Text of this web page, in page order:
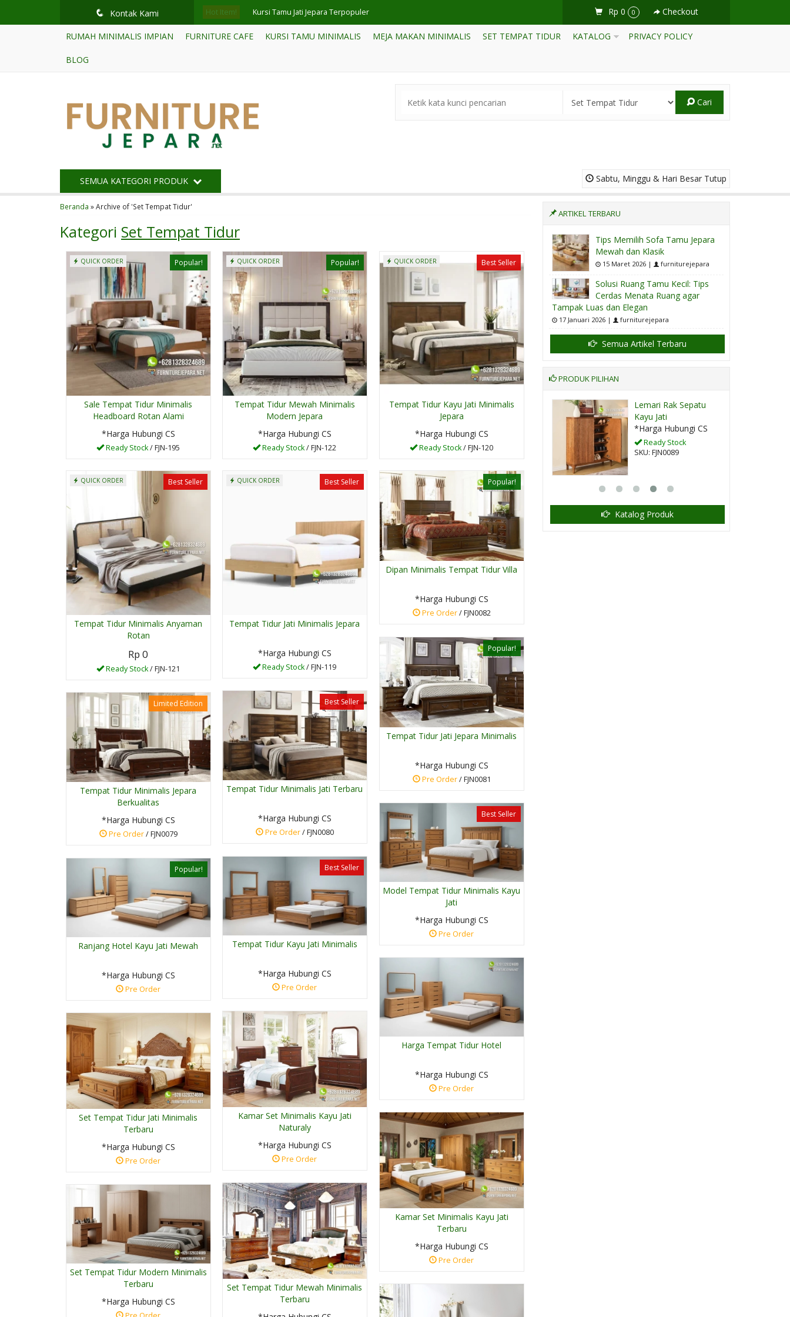
q Kontak Kami Hot Item! Lemari Pakaian Minimalis Kayu Jati Pintu Sliding
Set Kursi Tamu Minimalis Jepara
Meja Kursi Cafe Minimalis Jakarta
Rp 0 0 Checkout
RUMAH MINIMALIS IMPIAN FURNITURE CAFE KURSI TAMU MINIMALIS MEJA MAKAN MINIMALIS SET TEMPAT TIDUR KATALOG PRIVACY POLICY
BLOG
Cari
Sabtu, Minggu & Hari Besar Tutup
SEMUA KATEGORI PRODUK
Beranda »Archive of 'Set Tempat Tidur'
Kategori Set Tempat Tidur
Popular!
QUICK ORDER
Sale Tempat Tidur Minimalis
Headboard Rotan Alami
*Harga Hubungi CS
Ready Stock/ FJN-195
Popular!
QUICK ORDER
Tempat Tidur Mewah Minimalis
Modern Jepara
*Harga Hubungi CS
Ready Stock/ FJN-122
Best Seller
QUICK ORDER
Tempat Tidur Kayu Jati Minimalis
Jepara
*Harga Hubungi CS
Ready Stock/ FJN-120
Best Seller
QUICK ORDER
Tempat Tidur Minimalis Anyaman
Rotan
Rp 0
Ready Stock/ FJN-121
Best Seller
QUICK ORDER
Tempat Tidur Jati Minimalis Jepara
*Harga Hubungi CS
Ready Stock/ FJN-119
Popular!
Dipan Minimalis Tempat Tidur Villa
*Harga Hubungi CS
Pre Order/ FJN0082
Popular!
Tempat Tidur Jati Jepara Minimalis
*Harga Hubungi CS
Pre Order/ FJN0081
Best Seller
Tempat Tidur Minimalis Jati Terbaru
*Harga Hubungi CS
Pre Order/ FJN0080
Limited Edition
Tempat Tidur Minimalis Jepara
Berkualitas
*Harga Hubungi CS
Pre Order/ FJN0079
Best Seller
Model Tempat Tidur Minimalis Kayu
Jati
*Harga Hubungi CS
Pre Order
Best Seller
Tempat Tidur Kayu Jati Minimalis
*Harga Hubungi CS
Pre Order
Popular!
Ranjang Hotel Kayu Jati Mewah
*Harga Hubungi CS
Pre Order
Harga Tempat Tidur Hotel
*Harga Hubungi CS
Pre Order
Kamar Set Minimalis Kayu Jati
Naturaly
*Harga Hubungi CS
Pre Order
Set Tempat Tidur Jati Minimalis
Terbaru
*Harga Hubungi CS
Pre Order
Kamar Set Minimalis Kayu Jati
Terbaru
*Harga Hubungi CS
Pre Order
Set Tempat Tidur Mewah Minimalis
Terbaru
Set Tempat Tidur Modern Minimalis
Terbaru
*Harga Hubungi CS
ARTIKEL TERBARU
Tips Memilih Sofa Tamu Jepara
Mewah dan Klasik
15 Maret 2026 | furniturejepara
Solusi Ruang Tamu Kecil: Tips
Cerdas Menata Ruang agar
Tampak Luas dan Elegan
17 Januari 2026 | furniturejepara
Semua Artikel Terbaru
PRODUK PILIHAN
Kursi Tamu Sofa
Minimalis Terb....
*Harga Hubungi CS
Pre Order
SKU: FJN0058
Set Meja TV Kayu Jati
Furnitur....
*Harga Hubungi CS
Pre Order
SKU: FJN-156
Lemari Rak Sepatu
Kayu Jati
Ready Stock
SKU: FJN0089
Lemari Hias 4 Pintu
Kaca Moder....
*Harga Hubungi CS
Pre Order
SKU: FJN0085
Katalog Produk